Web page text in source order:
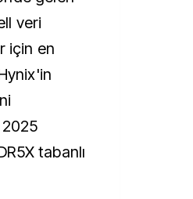
veri
için en
tabanlı